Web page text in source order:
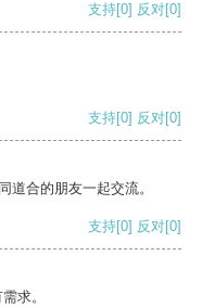
支持[0] 反对[0]
支持[0] 反对[0]
道合的朋友一起交流。
支持[0] 反对[0]
求。